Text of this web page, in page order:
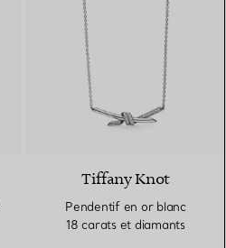
Tiffany Knot
Pendentif en or blanc
18 carats et diamants